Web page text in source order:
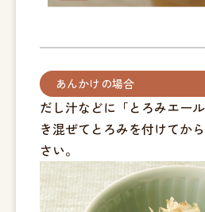
あんかけの場合
だし汁などに「とろみエー
き混ぜてとろみを付けてか
さい。